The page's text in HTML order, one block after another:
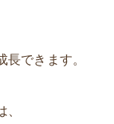
できます。